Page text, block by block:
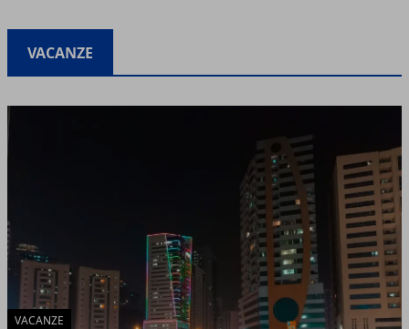
VACANZE
VACANZE